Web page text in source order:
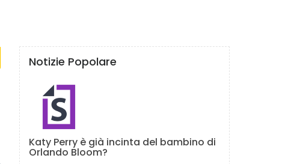
Notizie Popolare
Katy Perry è già incinta del bambino di
Orlando Bloom?